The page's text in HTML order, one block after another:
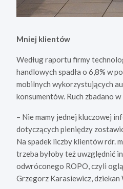
Mniej klientów
Według raportu firmy
handlowych spadła o 6,8% w
mobilnych wykorzystujących
konsumentów. Ruch zbadano
– Nie mamy jednej kluczowej
dotyczących pieniędzy
Na spadek liczby klientów rdr.
trzeba byłoby też uwzględnić
odwróconego ROPO, czyli
Grzegorz Karasiewicz,